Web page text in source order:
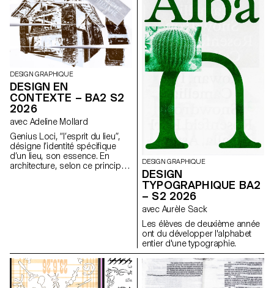
DESIGN GRAPHIQUE
DESIGN EN
CONTEXTE – BA2 S2
2026
avec Adeline Mollard
Genius Loci, “l’esprit du lieu”,
désigne l’identité spécifique
d’un lieu, son essence. En
architecture, selon ce principe,
d’en faire la promotion, ou de
prolonger la communication du
lieu.
DESIGN GRAPHIQUE
DESIGN
TYPOGRAPHIQUE BA2
– S2 2026
avec Aurèle Sack
Les élèves de deuxième année
ont du développer l'alphabet
entier d'une typographie.